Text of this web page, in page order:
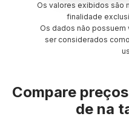
Os valores exibidos são
finalidade
Os dados não
ser considerados
Compare
de na